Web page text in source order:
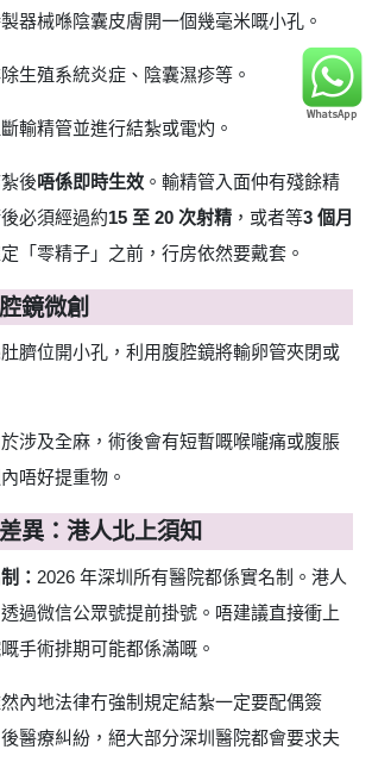
器械喺陰囊皮膚開一個幾毫米嘅小孔。
生殖系統炎症、陰囊濕疹等。
輸精管並進行結紮或電灼。
後唔係即時生效 。輸精管入面仲有殘餘精
必須經過約15 至 20 次射精 ，或者等3 個月
「零精子」之前，行房依然要戴套。
鏡微創
臍位開小孔，利用腹腔鏡將輸卵管夾閉或
涉及全麻，術後會有短暫嘅喉嚨痛或腹脹
唔好提重物。
異：港人北上須知
： 2026 年深圳所有醫院都係實名制。港人
過微信公眾號提前掛號。唔建議直接衝上
手術排期可能都係滿嘅。
內地法律冇強制規定結紮一定要配偶簽
醫療糾紛，絕大部分深圳醫院都會要求夫